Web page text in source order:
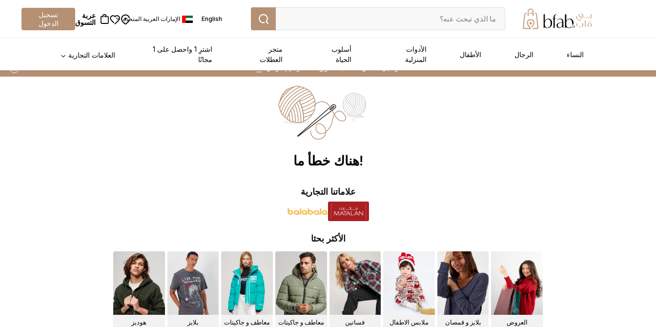
English الإمارات العربية المتحدة
عربة
التسوق
تسجيل
الدخول
النساء الرجال الأطفال
الأدوات
المنزلية
أسلوب
الحياة
متجر
العطلات
اشترِ 1 واحصل على 1
مجانًا
العلامات التجارية
!هناك خطأ ما
علاماتنا التجارية
الأكثر بحثا
العروض
بلايز و قمصان
ملابس الاطفال فساتين
معاطف و جاكيتات
معاطف و جاكيتات
بلايز هوديز